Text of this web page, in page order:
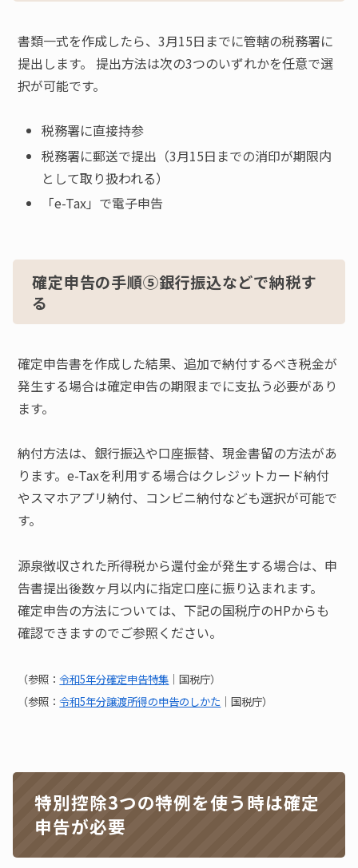
書類一式を作成したら、3月15日までに管轄の税務署に
提出します。 提出方法は次の3つのいずれかを任意で選
択が可能です。
税務署に直接持参
税務署に郵送で提出（3月15日までの消印が期限内
として取り扱われる）
「e-Tax」で電子申告
確定申告の手順⑤銀行振込などで納税す
る
確定申告書を作成した結果、追加で納付するべき税金が
発生する場合は確定申告の期限までに支払う必要があり
ます。
納付方法は、銀行振込や口座振替、現金書留の方法があ
ります。e-Taxを利用する場合はクレジットカード納付
やスマホアプリ納付、コンビニ納付なども選択が可能で
す。
源泉徴収された所得税から還付金が発生する場合は、申
告書提出後数ヶ月以内に指定口座に振り込まれます。
確定申告の方法については、下記の国税庁のHPからも
確認できますのでご参照ください。
（参照：令和5年分確定申告特集 ｜国税庁）
（参照：令和5年分譲渡所得の申告のしかた ｜国税庁）
特別控除3つの特例を使う時は確定
申告が必要